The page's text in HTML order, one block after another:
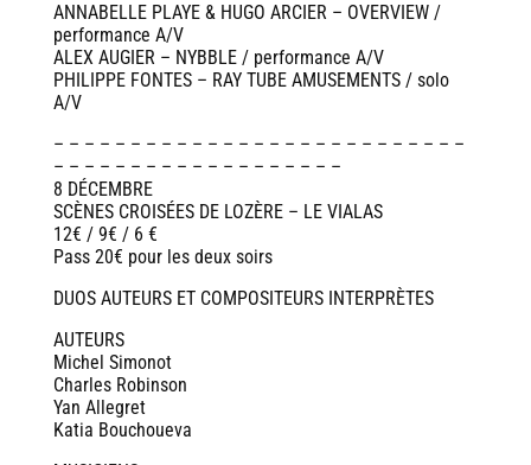
ANNABELLE PLAYE & HUGO ARCIER – OVERVIEW /
performance A/V
ALEX AUGIER – NYBBLE / performance A/V
PHILIPPE FONTES – RAY TUBE AMUSEMENTS / solo
A/V
– – – – – – – – – – – – – – – – – – – – – – – – – – –
– – – – – – – – – – – – – – – – – – –
8 DÉCEMBRE
SCÈNES CROISÉES DE LOZÈRE – LE VIALAS
12€ / 9€ / 6 €
Pass 20€ pour les deux soirs
DUOS AUTEURS ET COMPOSITEURS INTERPRÈTES
AUTEURS
Michel Simonot
Charles Robinson
Yan Allegret
Katia Bouchoueva